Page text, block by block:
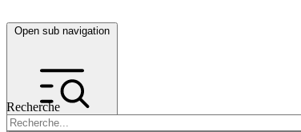
Open sub navigation
Recherche